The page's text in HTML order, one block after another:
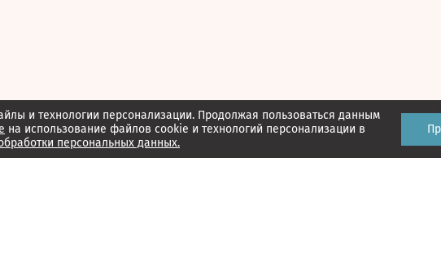
и технологии персонализации. Продолжая пользоваться данным
на использование файлов cookie и технологий персонализации в
персональных данных.